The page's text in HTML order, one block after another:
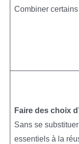
Combiner
Faire des choix
Sans se
essentiels à la